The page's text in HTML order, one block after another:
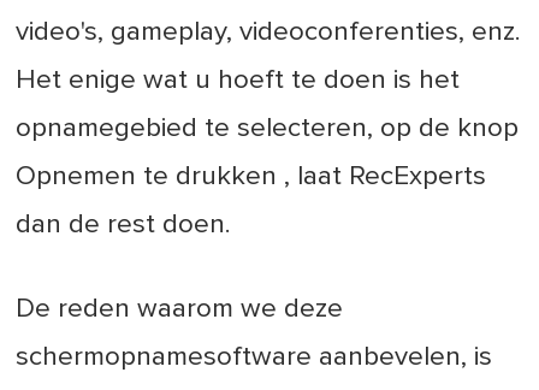
video's, gameplay, videoconferenties, enz.
Het enige wat u hoeft te doen is het
opnamegebied te selecteren, op de knop
Opnemen te drukken , laat RecExperts
dan de rest doen.
De reden waarom we deze
schermopnamesoftware aanbevelen, is